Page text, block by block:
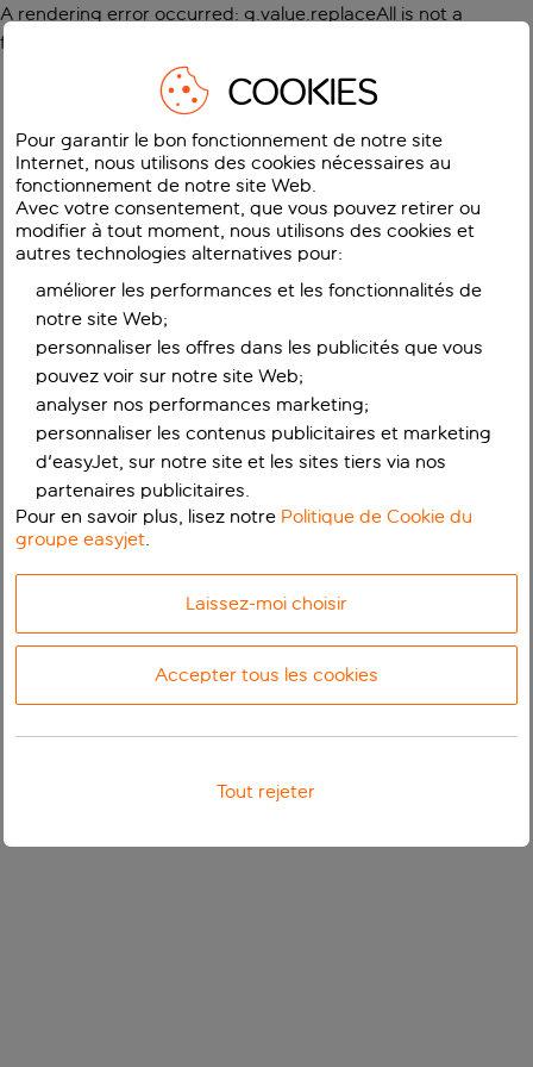
A rendering error occurred: g.value.replaceAll is not a
function
COOKIES
Pour garantir le bon fonctionnement de notre site
Internet, nous utilisons des cookies nécessaires au
fonctionnement de notre site Web.
Avec votre consentement, que vous pouvez retirer ou
modifier à tout moment, nous utilisons des cookies et
autres technologies alternatives pour:
améliorer les performances et les fonctionnalités de
notre site Web;
personnaliser les offres dans les publicités que vous
pouvez voir sur notre site Web;
analyser nos performances marketing;
personnaliser les contenus publicitaires et marketing
d'easyJet, sur notre site et les sites tiers via nos
partenaires publicitaires.
Pour en savoir plus, lisez notre Politique de Cookie du
groupe easyjet.
Laissez-moi choisir
Accepter tous les cookies
Tout rejeter